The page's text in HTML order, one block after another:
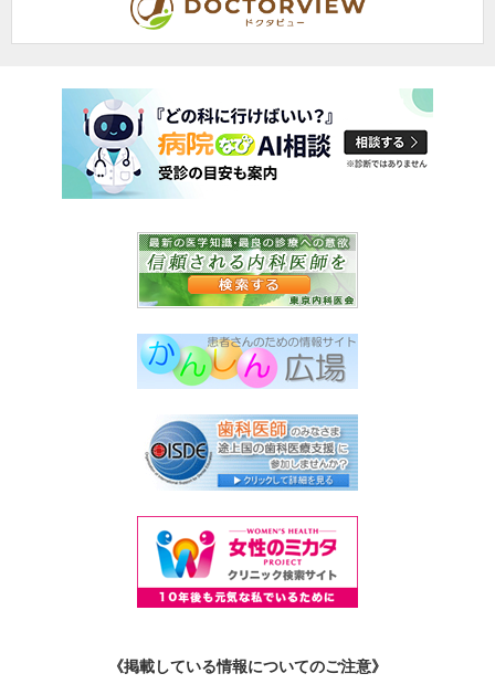
《掲載している情報についてのご注意》